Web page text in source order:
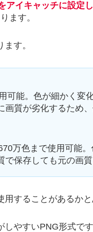
アイキャッチに設定
ます。
す。
可能。色が細かく変
質が劣化するため
万色まで使用可能
保存しても元の画質
することがあるかと
やすいPNG形式で